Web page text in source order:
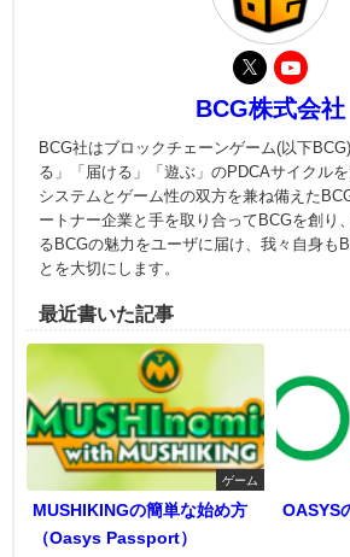
BCG株式会社
BCG社はブロックチェーンゲーム(以下
る」「届ける」「遊ぶ」のPDCAサイクル
システムとゲーム性の双方を兼ね備えた
ートナー企業と手を取り合ってBCGを創り
るBCGの魅力をユーザに届け、我々自身も
とを大切にします。
最近書いた記事
ゲーム
MUSHIKINGの簡単な始め方
（Oasys Passport）
OASYS